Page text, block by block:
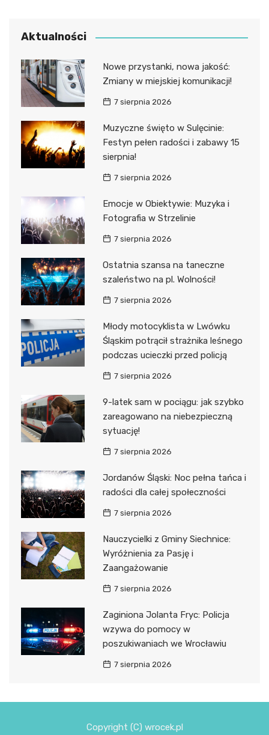
Aktualności
Nowe przystanki, nowa jakość:
Zmiany w miejskiej komunikacji!
7 sierpnia 2026
Muzyczne święto w Sulęcinie:
Festyn pełen radości i zabawy 15
sierpnia!
7 sierpnia 2026
Emocje w Obiektywie: Muzyka i
Fotografia w Strzelinie
7 sierpnia 2026
Ostatnia szansa na taneczne
szaleństwo na pl. Wolności!
7 sierpnia 2026
Młody motocyklista w Lwówku
Śląskim potrącił strażnika leśnego
podczas ucieczki przed policją
7 sierpnia 2026
9-latek sam w pociągu: jak szybko
zareagowano na niebezpieczną
sytuację!
7 sierpnia 2026
Jordanów Śląski: Noc pełna tańca i
radości dla całej społeczności
7 sierpnia 2026
Nauczycielki z Gminy Siechnice:
Wyróżnienia za Pasję i
Zaangażowanie
7 sierpnia 2026
Zaginiona Jolanta Fryc: Policja
wzywa do pomocy w
poszukiwaniach we Wrocławiu
7 sierpnia 2026
Copyright (C) wrocek.pl